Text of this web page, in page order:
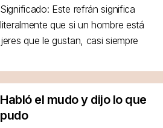
Significado: Este refrán significa
literalmente que si un hombre está
que le gustan, casi siempre
Habló el mudo y dijo lo que
pudo